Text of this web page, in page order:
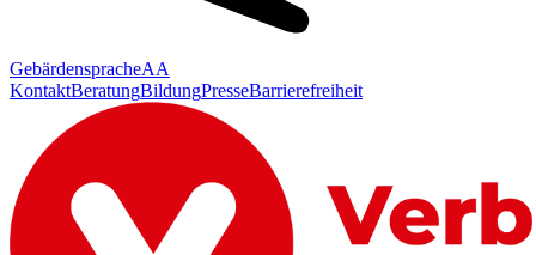
GebärdenspracheAA
KontaktBeratungBildungPresseBarrierefreiheit